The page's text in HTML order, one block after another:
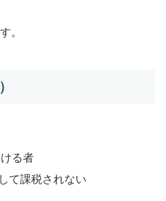
。
る者
て課税されない